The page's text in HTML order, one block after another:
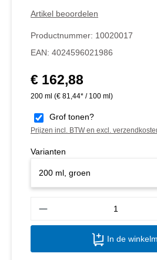
Artikel beoordelen
Productnummer: 10020017
EAN: 4024596021986
Normale prijs:
€ 162,88
200 ml (€ 81,44* / 100 ml)
Grof tonen?
Prijzen incl. BTW en excl.
Varianten
In de